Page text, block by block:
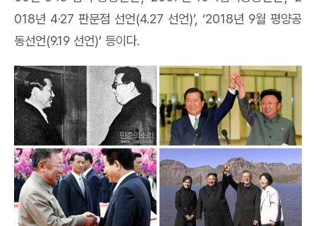
018년 4·27 판문점 선언(4.27 선언)’, ‘2018년 9월 평양공
동선언(9.19 선언)’ 등이다.